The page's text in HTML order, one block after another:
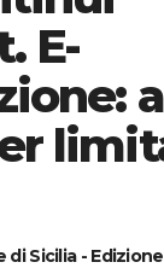
E-
di Sicilia -